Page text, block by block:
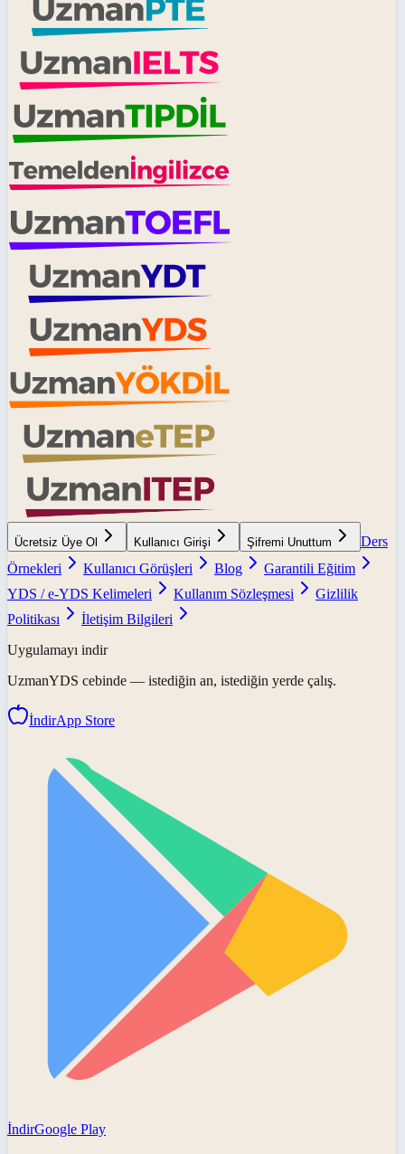
Ücretsiz Üye Ol Kullanıcı Girişi Şifremi Unuttum
Ders
Örnekleri
Kullanıcı Görüşleri Blog
Garantili Eğitim
YDS / e-YDS Kelimeleri
Kullanım Sözleşmesi
Gizlilik
Politikası
İletişim Bilgileri
Uygulamayı indir
UzmanYDS cebinde — istediğin an, istediğin yerde çalış.
İndirApp Store
İndirGoogle Play